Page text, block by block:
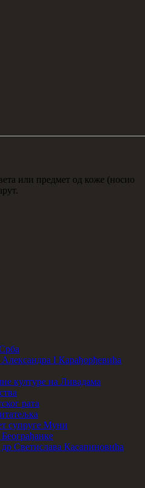
или предмет од коже (носио
I Карађорђевића
културе на Ливадама
рата
супруге Муни
Светислава Касапиновића